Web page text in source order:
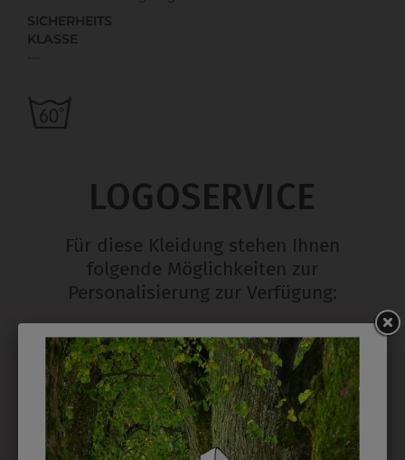
SICHERHEITS
KLASSE
LOGOSERVICE
Für diese Kleidung stehen Ihnen
folgende Möglichkeiten zur
Personalisierung zur Verfügung:
STICK
Ab 1 Stück möglich in vielen Farben. 5mm ist
Mindesthöhe bei einem Schriftzug. Für Logos und
Namen optimal. Waschbar bis zu 95°C.